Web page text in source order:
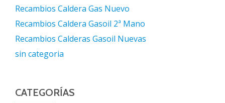
Recambios Caldera Gas Nuevo
Recambios Caldera Gasoil 2ª Mano
Recambios Calderas Gasoil Nuevas
sin categoria
CATEGORÍAS